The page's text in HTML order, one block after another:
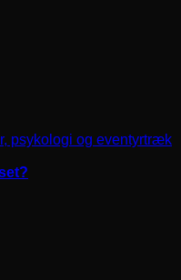
psykologi og eventyrtræk